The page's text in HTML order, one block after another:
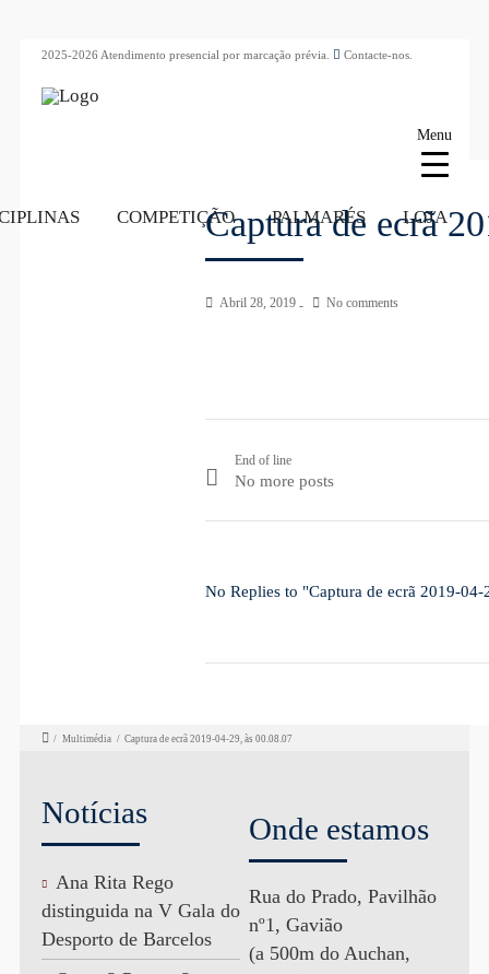
2025-2026 Atendimento presencial por marcação prévia. Contacte-nos.
COMPETIÇÃO PALMARÉS LOJA
Captura de ecrã
Abril 28, 2019 No comments
End of line
No more posts
No Replies to "Captura de ecrã 2019-
/ Multimédia / Captura de ecrã 2019-04-29, às 00.08.07
Notícias
Ana Rita Rego
distinguida na V Gala do
Desporto de Barcelos
Onde estamos
Rua do Prado, Pavilhão
nº1, Gavião
(a 500m do Auchan,
Menu